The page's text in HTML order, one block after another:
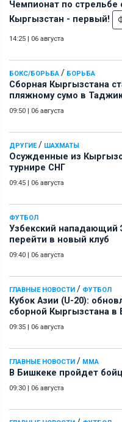
Чемпионат по
Кыргызстан - первый!
14:25 | 06 августа
БОКС/БОРЬБА / БОРЬБА
Сборная Кыргызстана
пляжному сумо в
09:50 | 06 августа
ДРУГИЕ/ ШАХМАТЫ
Осужденные из
турнире СНГ
09:45 | 06 августа
ФУТБОЛ
Узбекский
перейти в новый клуб
09:40 | 06 августа
ГЛАВНЫЕ НОВОСТИ / ФУТБОЛ
Кубок Азии (U-20):
сборной Кыргызстана в
09:35 | 06 августа
ГЛАВНЫЕ НОВОСТИ / ММА
В Бишкеке пройдет
09:30 | 06 августа